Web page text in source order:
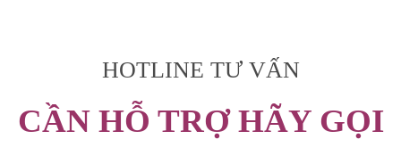
HOTLINE TƯ VẤN
CẦN HỖ TRỢ HÃY GỌI